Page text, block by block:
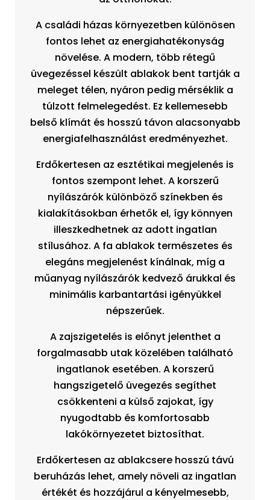
A családi házas környezetben különösen
fontos lehet az energiahatékonyság
növelése. A modern, több rétegű
üvegezéssel készült ablakok bent tartják a
meleget télen, nyáron pedig mérséklik a
túlzott felmelegedést. Ez kellemesebb
belső klímát és hosszú távon alacsonyabb
energiafelhasználást eredményezhet.
Erdőkertesen az esztétikai megjelenés is
fontos szempont lehet. A korszerű
nyílászárók különböző színekben és
kialakításokban érhetők el, így könnyen
illeszkedhetnek az adott ingatlan
stílusához. A fa ablakok természetes és
elegáns megjelenést kínálnak, míg a
műanyag nyílászárók kedvező árukkal és
minimális karbantartási igényükkel
népszerűek.
A zajszigetelés is előnyt jelenthet a
forgalmasabb utak közelében található
ingatlanok esetében. A korszerű
hangszigetelő üvegezés segíthet
csökkenteni a külső zajokat, így
nyugodtabb és komfortosabb
lakókörnyezetet biztosíthat.
Erdőkertesen az ablakcsere hosszú távú
beruházás lehet, amely növeli az ingatlan
értékét és hozzájárul a kényelmesebb,